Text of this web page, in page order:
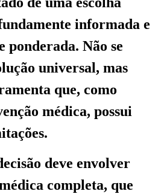
informada e
ponderada. Não se
universal, mas
que, como
médica, possui
deve envolver
completa, que